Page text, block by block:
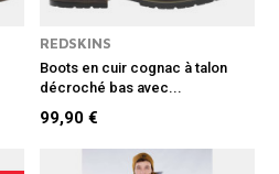
REDSKINS
Boots en cuir cognac à talon
décroché bas avec...
99,90 €